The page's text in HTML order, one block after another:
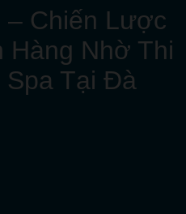
– Chiến Lược
Hàng Nhờ Thi
Spa Tại Đà